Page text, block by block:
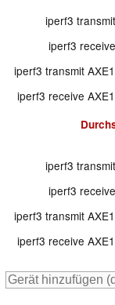
iperf3
iperf3
iperf3 transmit
iperf3 receive
iperf3
iperf3
iperf3 transmit
iperf3 receive